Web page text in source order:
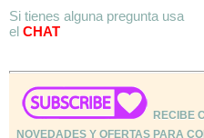
Si tienes alguna pregunta usa
el CHAT
RECIBE
NOVEDADES Y OFERTAS PARA